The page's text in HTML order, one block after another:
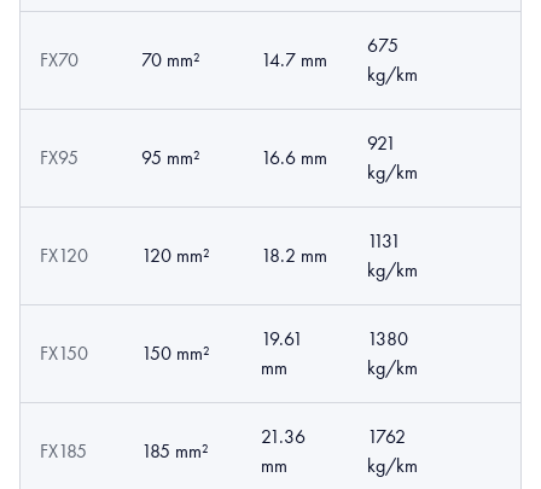
FX70 70 mm² 14.7 mm
675
kg/km
FX95 95 mm² 16.6 mm
921
kg/km
FX120 120 mm² 18.2 mm
1131
kg/km
FX150 150 mm²
19.61
mm
1380
kg/km
FX185 185 mm²
21.36
mm
1762
kg/km